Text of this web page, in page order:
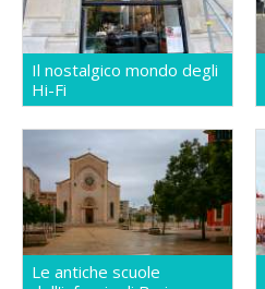
Il nostalgico mondo degli
Hi-Fi
Le antiche scuole